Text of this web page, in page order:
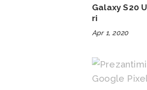
Galaxy S20
ri
Apr 1, 2020